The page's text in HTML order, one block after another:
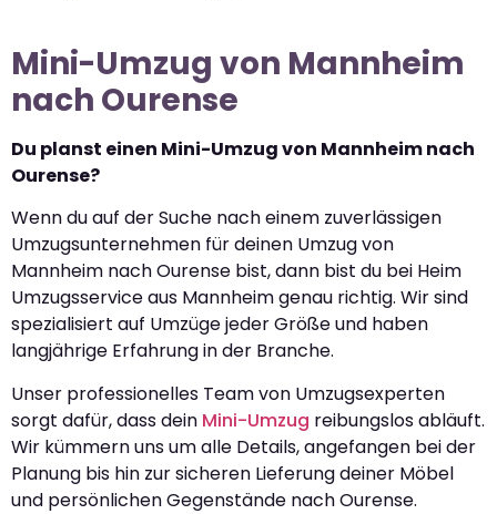
Mini-Umzug von Mannheim
nach Ourense
Du planst einen Mini-Umzug von Mannheim nach
Ourense?
Wenn du auf der Suche nach einem zuverlässigen
Umzugsunternehmen für deinen Umzug von
Mannheim nach Ourense bist, dann bist du bei Heim
Umzugsservice aus Mannheim genau richtig. Wir sind
spezialisiert auf Umzüge jeder Größe und haben
langjährige Erfahrung in der Branche.
Unser professionelles Team von Umzugsexperten
sorgt dafür, dass dein Mini-Umzug reibungslos abläuft.
Wir kümmern uns um alle Details, angefangen bei der
Planung bis hin zur sicheren Lieferung deiner Möbel
und persönlichen Gegenstände nach Ourense.